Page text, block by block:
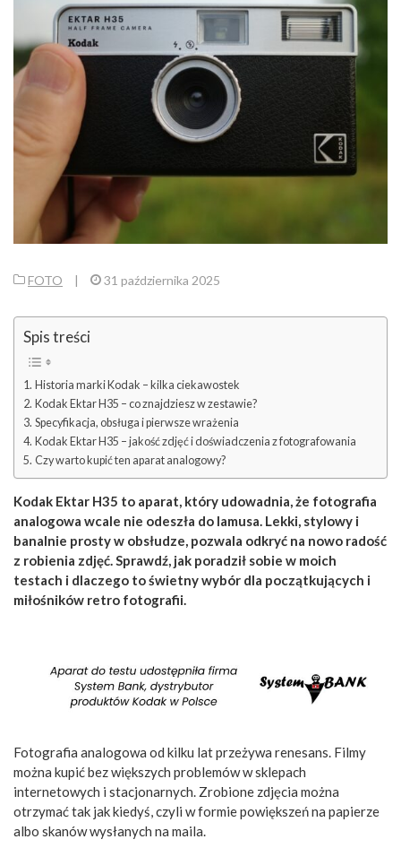
FOTO | 31 października 2025
Spis treści
Historia marki Kodak – kilka ciekawostek
Kodak Ektar H35 – co znajdziesz w zestawie?
Specyfikacja, obsługa i pierwsze wrażenia
Kodak Ektar H35 – jakość zdjęć i doświadczenia z fotografowania
Czy warto kupić ten aparat analogowy?
Kodak Ektar H35 to aparat, który udowadnia, że fotografia
analogowa wcale nie odeszła do lamusa. Lekki, stylowy i
banalnie prosty w obsłudze, pozwala odkryć na nowo radość
z robienia zdjęć. Sprawdź, jak poradził sobie w moich
testach i dlaczego to świetny wybór dla początkujących i
miłośników retro fotografii.
Fotografia analogowa od kilku lat przeżywa renesans. Filmy
można kupić bez większych problemów w sklepach
internetowych i stacjonarnych. Zrobione zdjęcia można
otrzymać tak jak kiedyś, czyli w formie powiększeń na papierze
albo skanów wysłanych na maila.